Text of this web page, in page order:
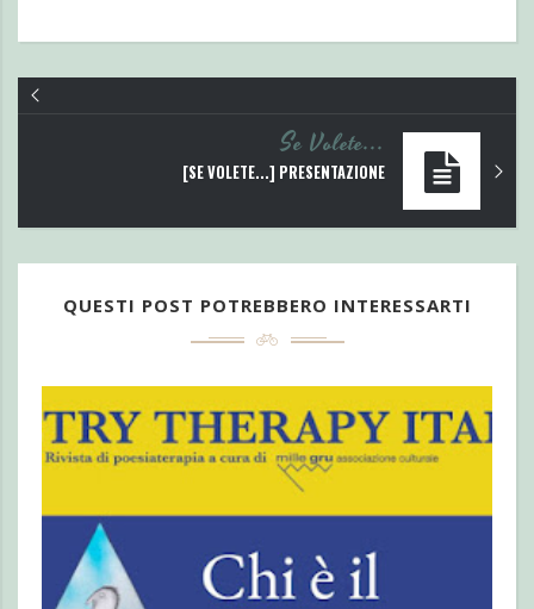
Se Volete...
[SE VOLETE...] PRESENTAZIONE
QUESTI POST POTREBBERO INTERESSARTI